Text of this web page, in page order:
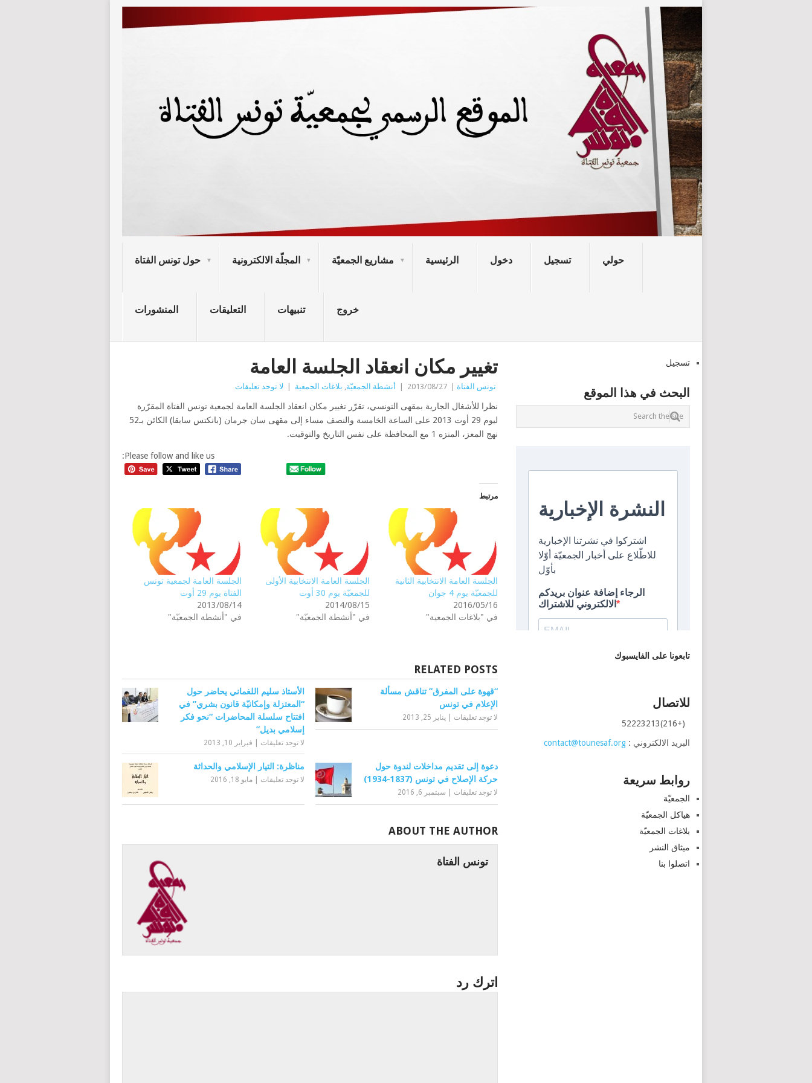
حول تونس الفتاة المجلّة الالكترونية مشاريع الجمعيّة الرئيسية دخول تسجيل حولي
المنشورات التعليقات تنبيهات خروج
تغيير مكان انعقاد الجلسة العامة
تونس الفتاة 2013/08/27 أنشطة الجمعيّة بلاغات الجمعية لا توجد تعليقات
نظرا للأشغال الجارية بمقهى التونسي، تقرّر تغيير مكان انعقاد الجلسة العامة لجمعية تونس الفتاة المقرّرة
ليوم 29 أوت 2013 على الساعة الخامسة والنصف مساء إلى مقهى سان جرمان (بانكتس سابقا) الكائن بـ52
نهج المعز، المنزه 1 مع المحافظة على نفس التاريخ والتوقيت.
Please follow and like us:
مرتبط
الجلسة العامة الانتخابية الثانية
للجمعيّة يوم 4 جوان
2016/05/16
في "بلاغات الجمعية"
الجلسة العامة الانتخابية الأولى
للجمعيّة يوم 30 أوت
2014/08/15
في "أنشطة الجمعيّة"
الجلسة العامة لجمعية تونس
الفتاة يوم 29 أوت
2013/08/14
في "أنشطة الجمعيّة"
RELATED POSTS
الأستاذ سليم اللغماني يحاضر حول
“المعتزلة وإمكانيّة قانون بشري” في
افتتاح سلسلة المحاضرات “نحو فكر
إسلامي بديل”
لا توجد تعليقات فبراير 10, 2013
“قهوة على المفرق” تناقش مسألة
الإعلام في تونس
لا توجد تعليقات يناير 25, 2013
مناظرة: التيار الإسلامي والحداثة
لا توجد تعليقات |مايو 18, 2016
دعوة إلى تقديم مداخلات لندوة حول
حركة الإصلاح في تونس (1837-1934)
لا توجد تعليقات سبتمبر 6, 2016
ABOUT THE AUTHOR
تونس الفتاة
اترك رد
تسجيل
البحث في هذا الموقع
تابعونا على الفايسبوك
للاتصال
(+216)52223213
البريد الالكتروني : contact@tounesaf.org
روابط سريعة
الجمعيّة
هياكل الجمعيّة
بلاغات الجمعيّة
ميثاق النشر
اتصلوا بنا